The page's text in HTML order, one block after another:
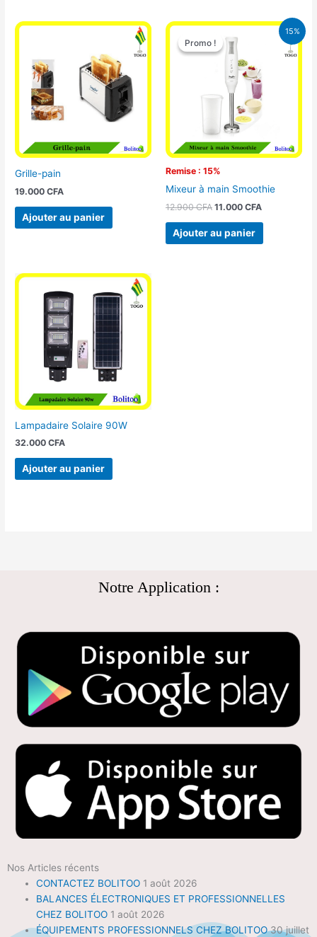
Grille-pain
19.000CFA
Ajouter au panier
15%
Promo !
Remise : 15%
Promo !
Mixeur à main Smoothie
12.900CFA
Le
prix
initial
était :
12.900 CFA.
11.000 CFA
Le
Ajouter au panier
Lampadaire Solaire 90W
32.000CFA
Ajouter au panier
Notre Application :
Nos Articles récents
CONTACTEZ BOLITOO 1 août 2026
BALANCES ÉLECTRONIQUES ET PROFESSIONNELLES
CHEZ BOLITOO 1 août 2026
ÉQUIPEMENTS PROFESSIONNELS CHEZ BOLITOO 30 juillet